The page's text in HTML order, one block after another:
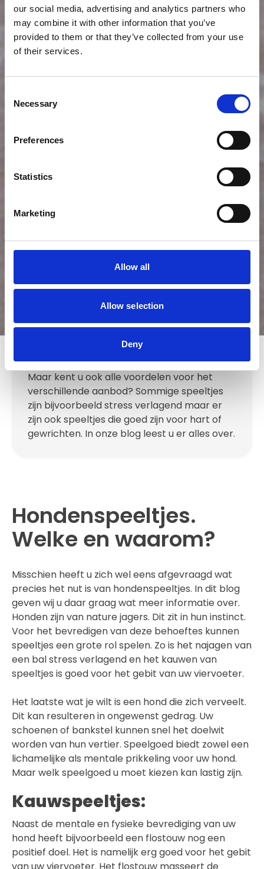
our social media, advertising and analytics partners who
may combine it with other information that you’ve
provided to them or that they’ve collected from your use
of their services.
Selection
Necessary
Preferences
Statistics
Marketing
Allow all
Allow selection
Deny
In het kort
Hondenspeeltjes. U weet waarschijnlijk dat
uw hond het erg leuk vind om te spelen.
Maar kent u ook alle voordelen voor het
verschillende aanbod? Sommige speeltjes
zijn bijvoorbeeld stress verlagend maar er
zijn ook speeltjes die goed zijn voor hart of
gewrichten. In onze blog leest u er alles over.
Hondenspeeltjes.
Welke en waarom?
Misschien heeft u zich wel eens afgevraagd wat
precies het nut is van hondenspeeltjes. In dit blog
geven wij u daar graag wat meer informatie over.
Honden zijn van nature jagers. Dit zit in hun instinct.
Voor het bevredigen van deze behoeftes kunnen
speeltjes een grote rol spelen. Zo is het najagen van
een bal stress verlagend en het kauwen van
speeltjes is goed voor het gebit van uw viervoeter.
Het laatste wat je wilt is een hond die zich verveelt.
Dit kan resulteren in ongewenst gedrag. Uw
schoenen of bankstel kunnen snel het doelwit
worden van hun vertier. Speelgoed biedt zowel een
lichamelijke als mentale prikkeling voor uw hond.
Maar welk speelgoed u moet kiezen kan lastig zijn.
Kauwspeeltjes:
Naast de mentale en fysieke bevrediging van uw
hond heeft bijvoorbeeld een flostouw nog een
positief doel. Het is namelijk erg goed voor het gebit